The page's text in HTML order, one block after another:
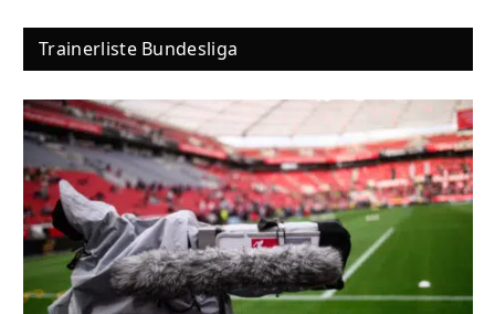
Trainerliste Bundesliga